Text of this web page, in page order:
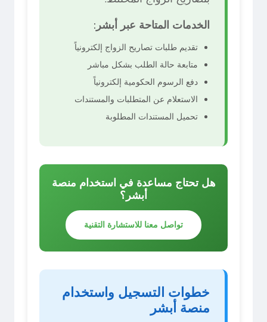
الخدمات المتاحة عبر أبشر:
تقديم طلبات تصاريح الزواج إلكترونياً
متابعة حالة الطلب بشكل مباشر
دفع الرسوم الحكومية إلكترونياً
الاستعلام عن المتطلبات والمستندات
تحميل المستندات المطلوبة
هل تحتاج مساعدة في استخدام منصة
أبشر؟
تواصل معنا للاستشارة التقنية
خطوات التسجيل واستخدام
منصة أبشر